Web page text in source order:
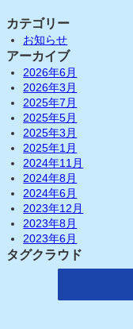
カテゴリー
お知らせ
アーカイブ
2026年6月
2026年3月
2025年7月
2025年5月
2025年3月
2025年1月
2024年11月
2024年8月
2024年6月
2023年12月
2023年8月
2023年6月
タグクラウド